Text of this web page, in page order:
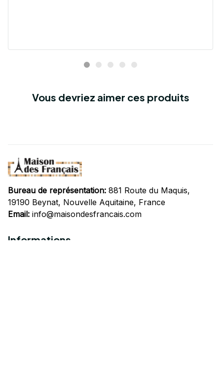
Vous devriez aimer ces produits
Bureau de représentation: 881 Route du Maquis,
19190 Beynat, Nouvelle Aquitaine, France
Email: info@maisondesfrancais.com
Informations